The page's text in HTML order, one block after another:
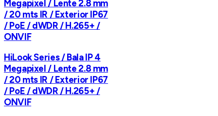
Megapixel / Lente 2.8 mm
/ 20 mts IR / Exterior IP67
/ PoE / dWDR / H.265+ /
ONVIF
HiLook Series / Bala IP 4
Megapixel / Lente 2.8 mm
/ 20 mts IR / Exterior IP67
/ PoE / dWDR / H.265+ /
ONVIF